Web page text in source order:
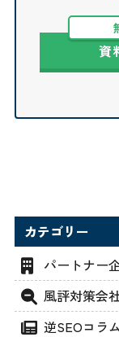
資
カテゴリー
パートナー
風評対策会
逆SEOコラム